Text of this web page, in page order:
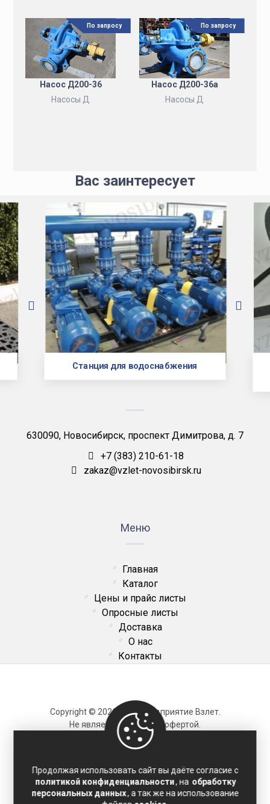
Насос Д200-36
Насосы Д
По запросу
Насос Д200-36а
Насосы Д
По запросу
Вас заинтересует
Станция для водоснабжения
630090, Новосибирск, проспект Димитрова, д. 7
+7 (383) 210-61-18
zakaz@vzlet-novosibirsk.ru
Меню
Главная
Каталог
Цены и прайс листы
Опросные листы
Доставка
О нас
Контакты
Copyright © 2026 ОДО Предприятие Взлет.
Не является публичной офертой.
Карта сайта
Политика конфиденциальности
Соглашение на обработку персональных данных
Продолжая использовать сайт вы даёте согласие с
политикой конфиденциальности, на обработку
персональных данных, а так же на использование